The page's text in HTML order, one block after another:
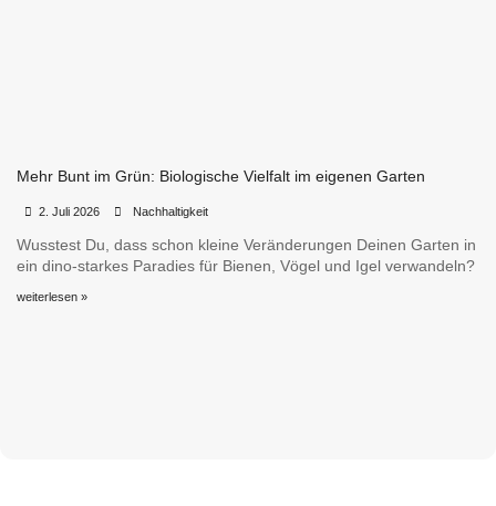
Mehr Bunt im Grün: Biologische Vielfalt im eigenen Garten
2. Juli 2026 Nachhaltigkeit
Wusstest Du, dass schon kleine Veränderungen Deinen Garten in
ein dino-starkes Paradies für Bienen, Vögel und Igel verwandeln?
weiterlesen »